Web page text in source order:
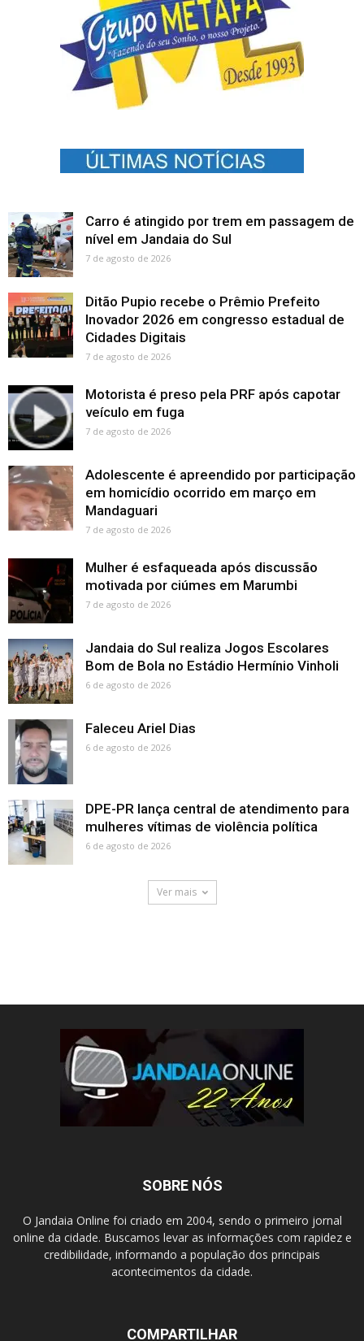
Carro é atingido por trem em passagem de
nível em Jandaia do Sul
7 de agosto de 2026
Ditão Pupio recebe o Prêmio Prefeito
Inovador 2026 em congresso estadual de
Cidades Digitais
7 de agosto de 2026
Motorista é preso pela PRF após capotar
veículo em fuga
7 de agosto de 2026
Adolescente é apreendido por participação
em homicídio ocorrido em março em
Mandaguari
7 de agosto de 2026
Mulher é esfaqueada após discussão
motivada por ciúmes em Marumbi
7 de agosto de 2026
Jandaia do Sul realiza Jogos Escolares
Bom de Bola no Estádio Hermínio Vinholi
6 de agosto de 2026
Faleceu Ariel Dias
6 de agosto de 2026
DPE-PR lança central de atendimento para
mulheres vítimas de violência política
6 de agosto de 2026
Ver mais
SOBRE NÓS
O Jandaia Online foi criado em 2004, sendo o primeiro jornal
online da cidade. Buscamos levar as informações com rapidez e
credibilidade, informando a população dos principais
acontecimentos da cidade.
COMPARTILHAR